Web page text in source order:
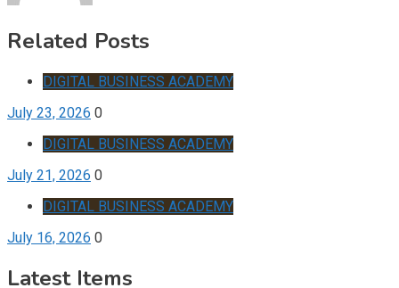
Related Posts
DIGITAL BUSINESS ACADEMY
July 23, 2026 0
DIGITAL BUSINESS ACADEMY
July 21, 2026 0
DIGITAL BUSINESS ACADEMY
July 16, 2026 0
Latest Items